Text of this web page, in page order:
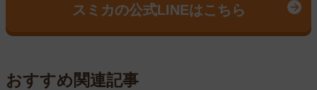
スミカの公式LINEはこちら
おすすめ関連記事